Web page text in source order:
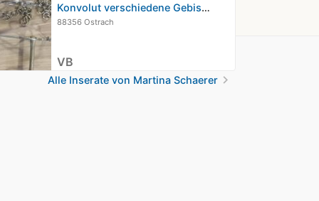
Konvolut verschiedene Gebisse und…
88356 Ostrach
VB
Alle Inserate von Martina Schaerer chevron_right